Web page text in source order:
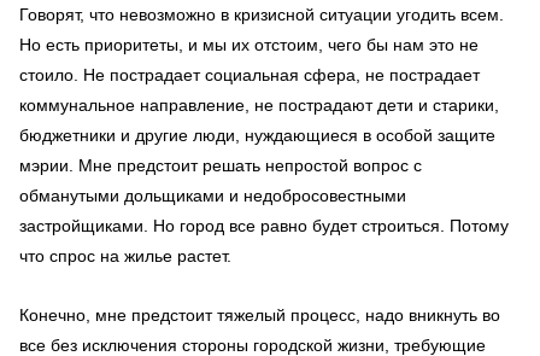
Говорят, что невозможно в кризисной ситуации угодить всем.
Но есть приоритеты, и мы их отстоим, чего бы нам это не
стоило. Не пострадает социальная сфера, не пострадает
коммунальное направление, не пострадают дети и старики,
бюджетники и другие люди, нуждающиеся в особой защите
мэрии. Мне предстоит решать непростой вопрос с
обманутыми дольщиками и недобросовестными
застройщиками. Но город все равно будет строиться. Потому
что спрос на жилье растет.
Конечно, мне предстоит тяжелый процесс, надо вникнуть во
все без исключения стороны городской жизни, требующие